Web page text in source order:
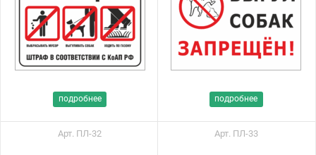
подробнее подробнее
Арт. ПЛ-32 Арт. ПЛ-33